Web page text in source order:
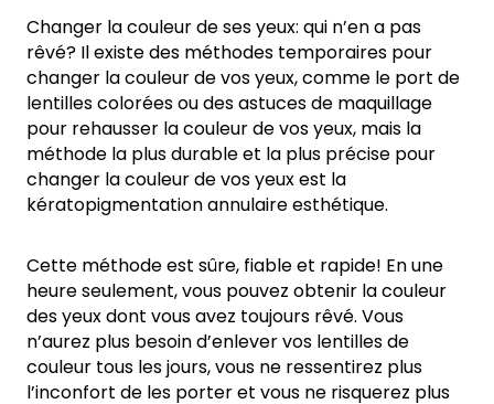
Changer la couleur de ses yeux: qui n’en a pas
rêvé? Il existe des méthodes temporaires pour
changer la couleur de vos yeux, comme le port de
lentilles colorées ou des astuces de maquillage
pour rehausser la couleur de vos yeux, mais la
méthode la plus durable et la plus précise pour
changer la couleur de vos yeux est la
kératopigmentation annulaire esthétique.
Cette méthode est sûre, fiable et rapide! En une
heure seulement, vous pouvez obtenir la couleur
des yeux dont vous avez toujours rêvé. Vous
n’aurez plus besoin d’enlever vos lentilles de
couleur tous les jours, vous ne ressentirez plus
l’inconfort de les porter et vous ne risquerez plus